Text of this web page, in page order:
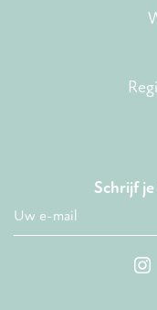
Schrijf